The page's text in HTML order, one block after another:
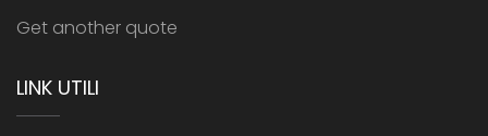
Get another quote
LINK UTILI